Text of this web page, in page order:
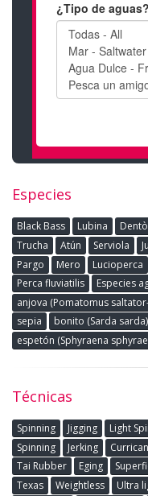
Especies
Black Bass Lubina
Trucha
Atún Serviola
Pargo
Mero Lucioperca
Perca fluviatilis
Especies
anjova (Pomatomus
sepia
bonito (Sarda sarda)
espetón (Sphyraena
Técnicas
Spinning Jigging Light
Spinning
Jerking Currican
Tai Rubber
Eging
Texas
Weightless Ultra